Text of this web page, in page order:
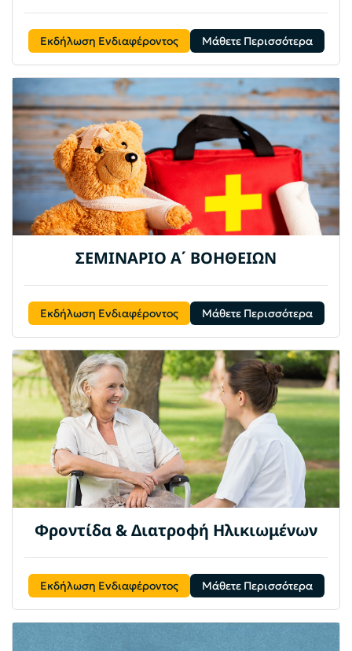
Εκδήλωση Ενδιαφέροντος Μάθετε Περισσότερα
ΣΕΜΙΝΑΡΙΟ Α΄ ΒΟΗΘΕΙΩΝ
Εκδήλωση Ενδιαφέροντος Μάθετε Περισσότερα
Φροντίδα & Διατροφή Ηλικιωμένων
Εκδήλωση Ενδιαφέροντος Μάθετε Περισσότερα